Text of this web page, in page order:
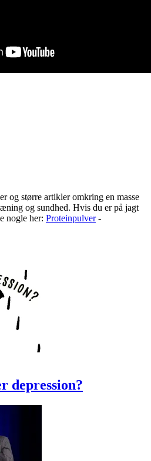
og større artikler omkring en masse
og sundhed. Hvis du er på jagt
nogle her: Proteinpulver-
depression?